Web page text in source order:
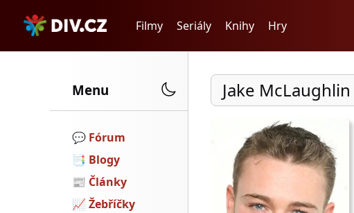
Filmy Seriály Knihy Hry
Menu
💬️ Fórum
📑 Blogy
📰 Články
📈 Žebříčky
Jake McLaughlin